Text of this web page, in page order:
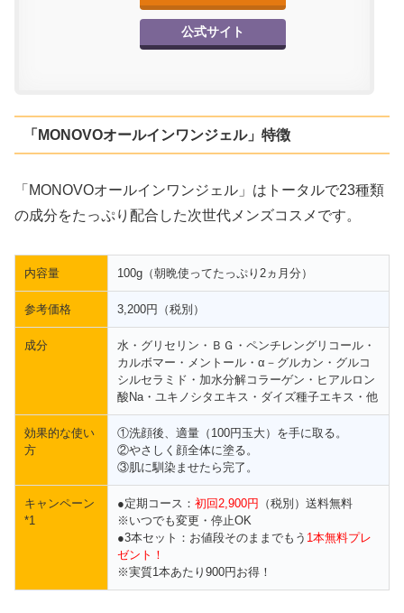
公式サイト
「MONOVOオールインワンジェル」特徴
「MONOVOオールインワンジェル」はトータルで23種類
の成分をたっぷり配合した次世代メンズコスメです。
内容量 100g（朝晩使ってたっぷり2ヵ月分）
参考価格 3,200円（税別）
成分
水・グリセリン・ＢＧ・ペンチレングリコール・
カルボマー・メントール・α－グルカン・グルコ
シルセラミド・加水分解コラーゲン・ヒアルロン
酸Na・ユキノシタエキス・ダイズ種子エキス・他
効果的な使い
方
①洗顔後、適量（100円玉大）を手に取る。
②やさしく顔全体に塗る。
③肌に馴染ませたら完了。
キャンペーン
*1
●定期コース： 初回2,900円
（税別）送料無料
※いつでも変更・停止OK
●3本セット：お値段そのままでもう 1本無料プレ
ゼント！
※実質1本あたり900円お得！